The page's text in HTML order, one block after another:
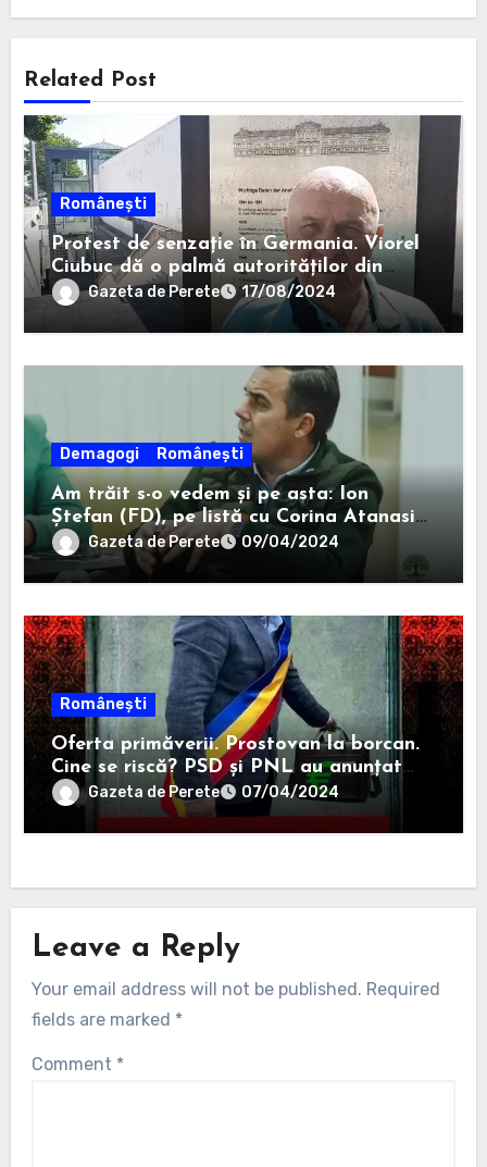
Related Post
Românești
Protest de senzație în Germania. Viorel
Ciubuc dă o palmă autorităților din
România. Bravo, domnule inginer!
Gazeta de Perete 17/08/2024
Demagogi Românești
Am trăit s-o vedem și pe asta: Ion
Ștefan (FD), pe listă cu Corina Atanasiu
(USR), cea care l-a ajutat pe Misăilă să
rămână primar în 2020.
Gazeta de Perete 09/04/2024
Românești
Oferta primăverii. Prostovan la borcan.
Cine se riscă? PSD și PNL au anunțat
că-i sar capacele degeaba blanaursului
Gazeta de Perete 07/04/2024
Leave a Reply
Your email address will not be published. Required
fields are marked *
Comment *